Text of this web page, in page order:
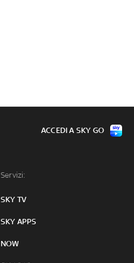
Servizi:
SKY TV
SKY APPS
NOW
ACCEDI A SKY GO